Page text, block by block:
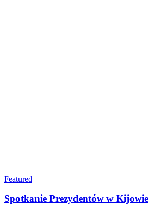
Featured
Spotkanie Prezydentów w Kijowie